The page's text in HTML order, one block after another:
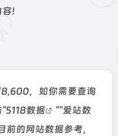
容!
，如你需要查询
"5118数据 ""爱站数
前的网站数据参考，